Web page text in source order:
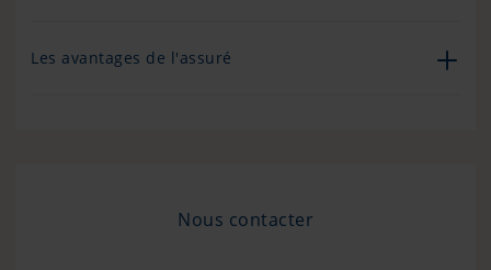
Les avantages de l'assuré
Nous contacter